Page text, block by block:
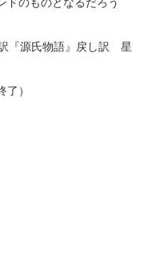
『源氏物語』戻し訳 星
）